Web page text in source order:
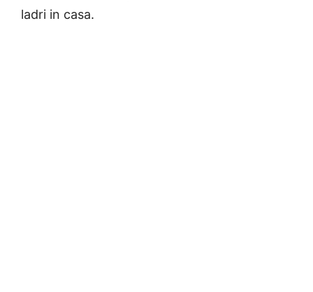
ladri in casa.